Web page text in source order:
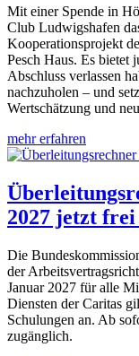
Mit einer Spende in
Club Ludwigshafen
Kooperationsprojekt
Pesch Haus. Es bietet
Abschluss verlassen
nachzuholen – und
Wertschätzung und
mehr erfahren
2027 jetzt
Die
der
Januar 2027 für alle
Diensten der Caritas
Schulungen an. Ab
zugänglich.